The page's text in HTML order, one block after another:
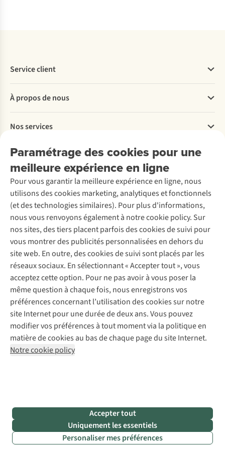
Paramétrage des cookies pour une
meilleure expérience en ligne
Pour vous garantir la meilleure expérience en ligne, nous
utilisons des cookies marketing, analytiques et fonctionnels
(et des technologies similaires). Pour plus d'informations,
nous vous renvoyons également à notre cookie policy. Sur
nos sites, des tiers placent parfois des cookies de suivi pour
vous montrer des publicités personnalisées en dehors du
site web. En outre, des cookies de suivi sont placés par les
réseaux sociaux. En sélectionnant « Accepter tout », vous
acceptez cette option. Pour ne pas avoir à vous poser la
même question à chaque fois, nous enregistrons vos
préférences concernant l’utilisation des cookies sur notre
site Internet pour une durée de deux ans. Vous pouvez
modifier vos préférences à tout moment via la politique en
matière de cookies au bas de chaque page du site Internet.
Notre cookie policy
Accepter tout
Uniquement les essentiels
Personaliser mes préférences
Service client
Commander
Payer
Livraison
Rétractation d'une commande
Entretien & réparations
Garantie
Contactez-nous
À propos de nous
Explore More
À propos d’Ayacucho
Nos magasins
À propos d’A.S.Adventure
Déclaration d'accessibilité
Nos services
Location / Location sports d’hiver
Entretien de ski
Service de lavage
Entretien de chaussures
Réparation de chaussures
Réparation de vêtements
Retouches
Pour les entreprises
Découvrez
A.S.Magazine
Explore Camp
Gear Check
Expertise & conseils
Abonnez-vous à la newsletter
Suivez-nous
Mentions légales
Politique de confidentialité
Conditions générales
Cookie Policy
AS Adventure Luxemburg SA,